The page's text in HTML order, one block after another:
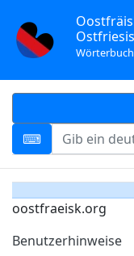
oostfraeisk.org
Benutzerhinweise